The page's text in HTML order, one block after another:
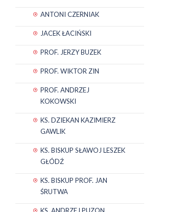
ANTONI CZERNIAK
JACEK ŁACIŃSKI
PROF. JERZY BUZEK
PROF. WIKTOR ZIN
PROF. ANDRZEJ
KOKOWSKI
KS. DZIEKAN KAZIMIERZ
GAWLIK
KS. BISKUP SŁAWOJ LESZEK
GŁÓDŹ
KS. BISKUP PROF. JAN
ŚRUTWA